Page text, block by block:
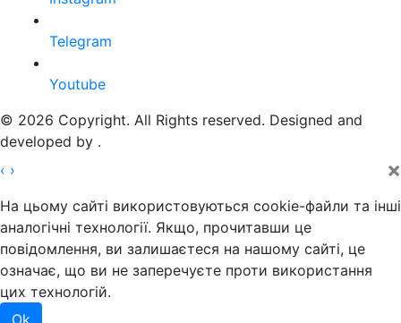
Telegram
Youtube
© 2026 Copyright. All Rights reserved. Designed and
developed by .
‹ › ×
На цьому сайті використовуються cookie-файли та інші
аналогічні технології. Якщо, прочитавши це
повідомлення, ви залишаєтеся на нашому сайті, це
означає, що ви не заперечуєте проти використання
цих технологій.
Ok